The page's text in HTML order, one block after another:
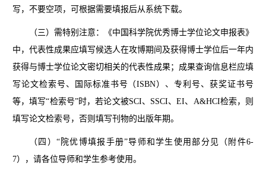
写，不要空项，可根据需要填报后从系统下载。
（三）需特别注意：《中国科学院优秀博士学位论文申报表》
中，代表性成果应填写候选人在攻博期间及获得博士学位后一年内
获得与博士学位论文密切相关的代表性成果；成果查询信息栏应填
写论文检索号、国际标准书号（ISBN）、专利号、获奖证书号
等，填写“检索号”时，若论文被SCI、SSCI、EI、A&HCI检索，则
填写论文检索号，否则填写刊物的出版年期。
（四）“院优博填报手册”导师和学生使用部分见（附件6-
7），请各位导师和学生参考使用。